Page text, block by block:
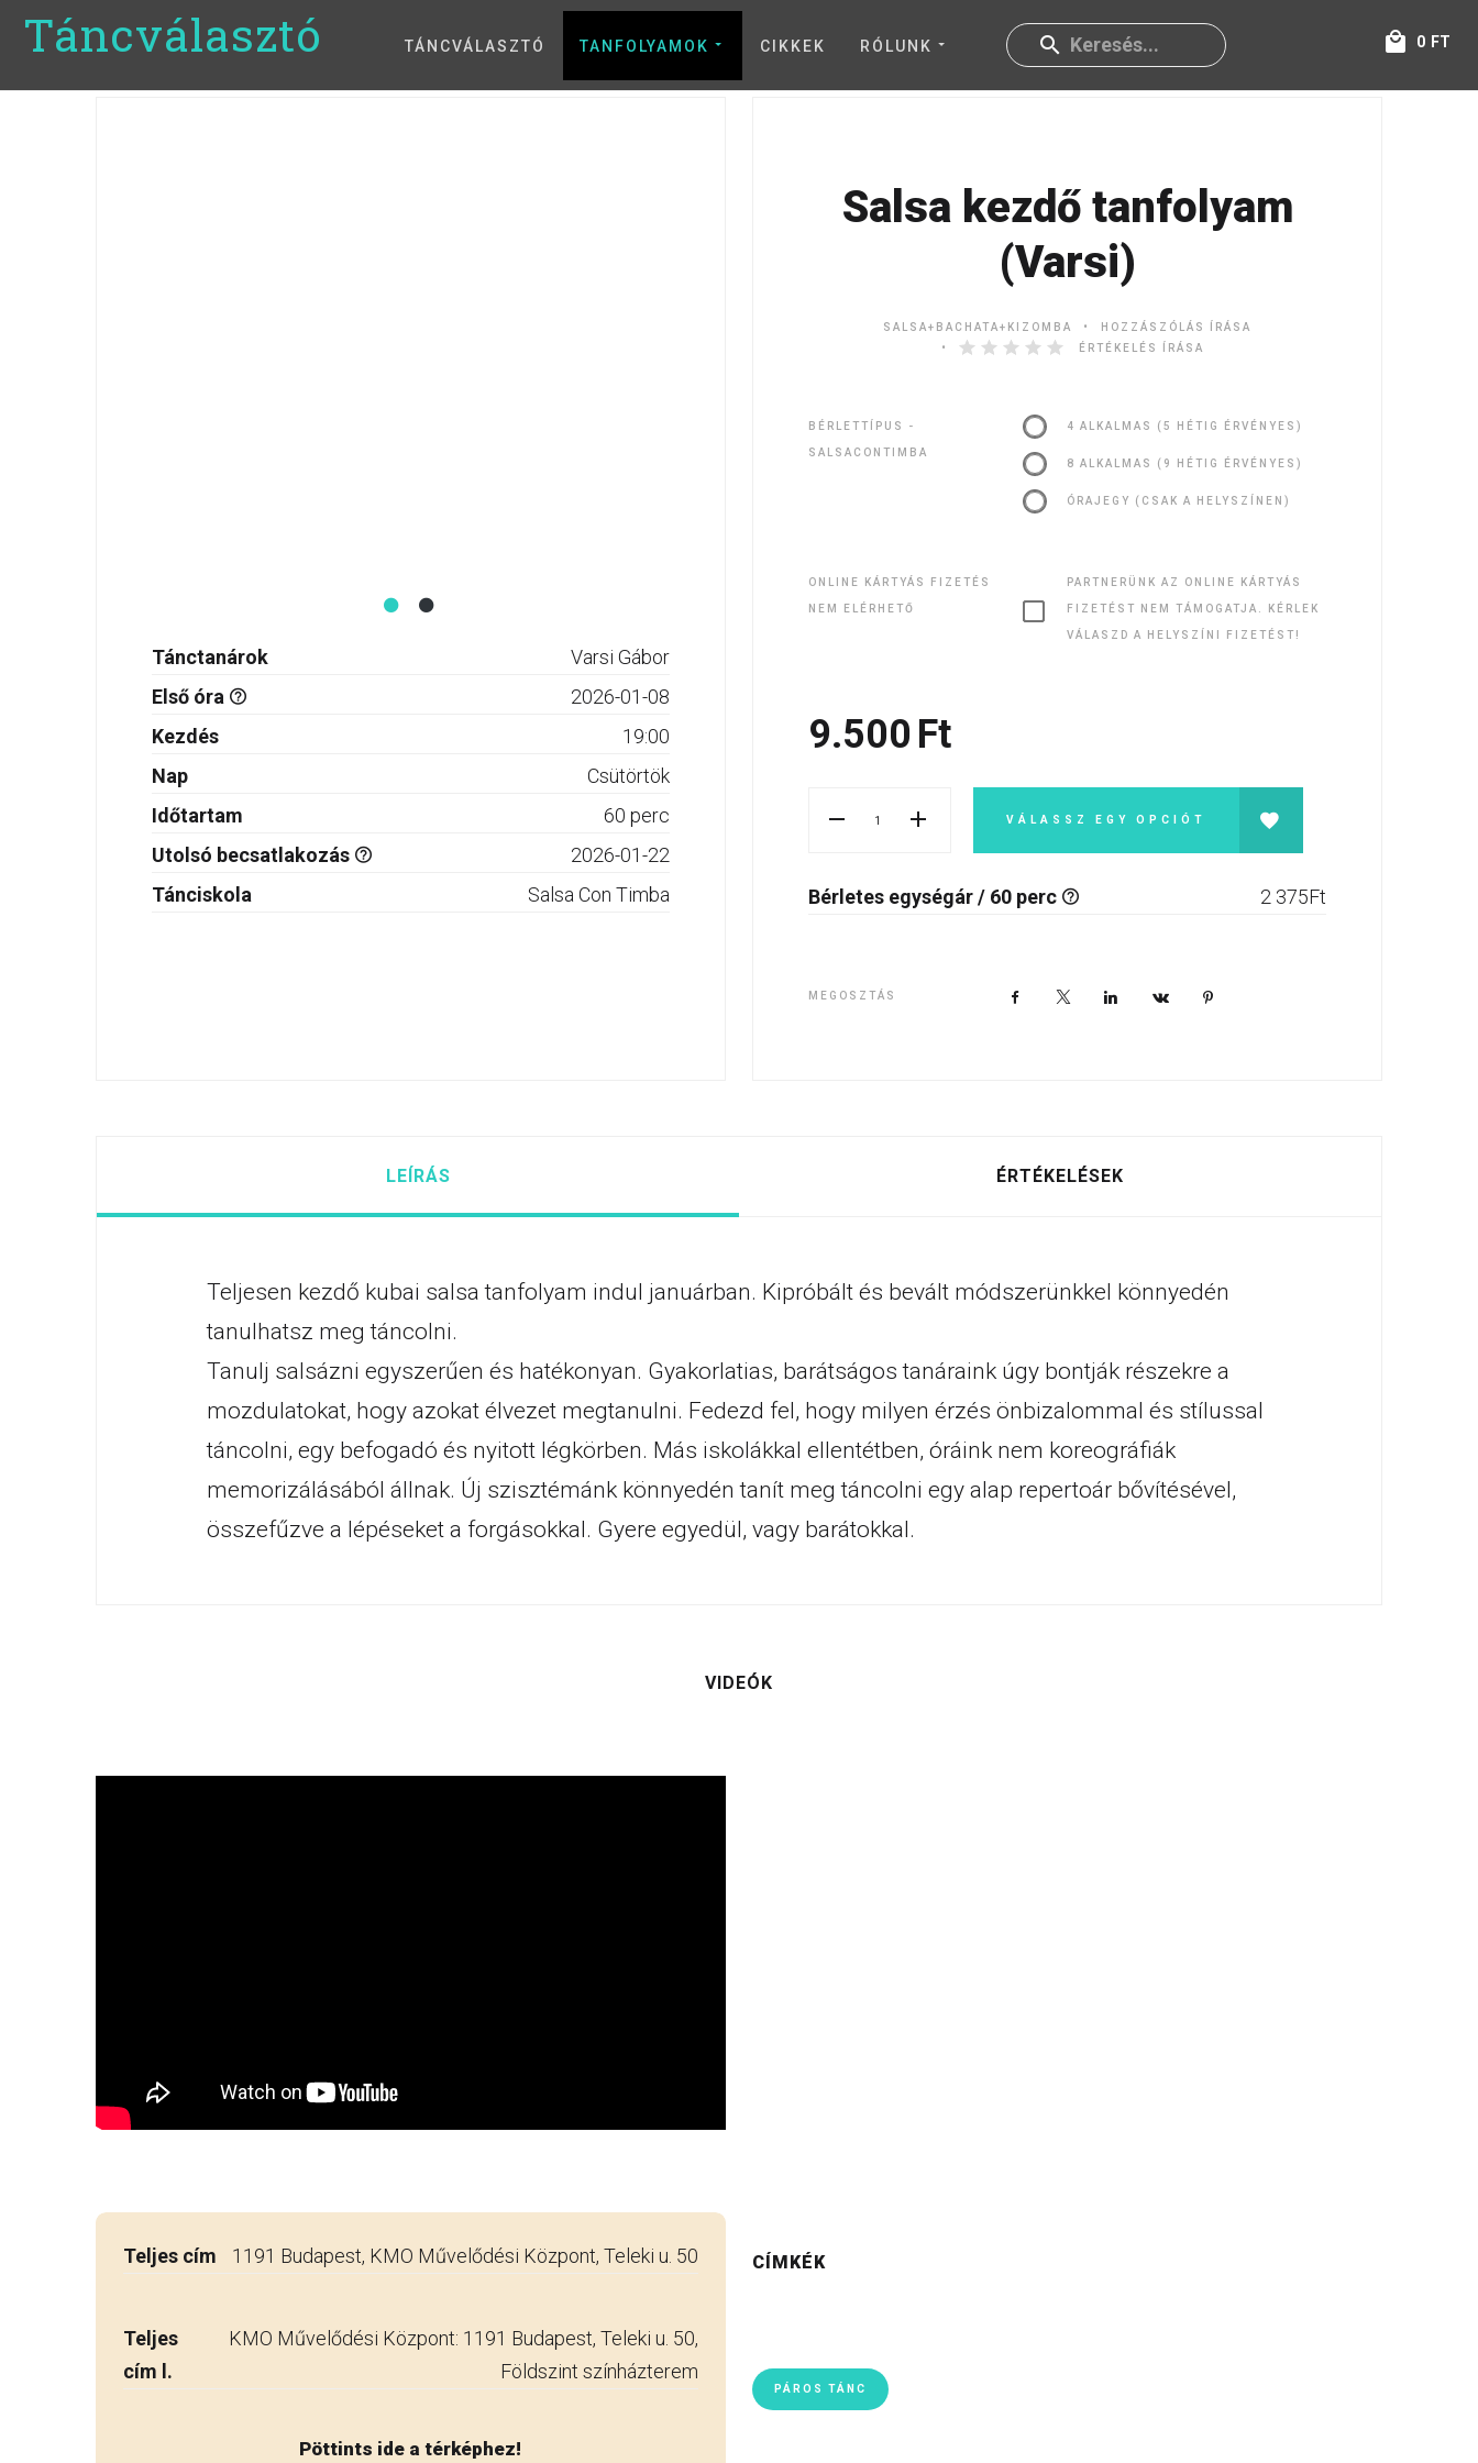
Táncválasztó TÁNCVÁLASZTÓ TANFOLYAMOK CIKKEK RÓLUNK FT
0
Tánctanárok
Varsi Gábor
Első óra
2026-01-08
Kezdés
19:00
Nap
Csütörtök
Időtartam
60 perc
Utolsó becsatlakozás
2026-01-22
Tánciskola
Salsa Con Timba
Salsa kezdő tanfolyam
(Varsi)
SALSA+BACHATA+KIZOMBA
HOZZÁSZÓLÁS ÍRÁSA
ÉRTÉKELÉS ÍRÁSA
BÉRLETTÍPUS -
SALSACONTIMBA
4 ALKALMAS (5 HÉTIG ÉRVÉNYES)
8 ALKALMAS (9 HÉTIG ÉRVÉNYES)
ÓRAJEGY (CSAK A HELYSZÍNEN)
ONLINE KÁRTYÁS FIZETÉS
NEM ELÉRHETŐ
PARTNERÜNK AZ ONLINE KÁRTYÁS
FIZETÉST NEM TÁMOGATJA. KÉRLEK
VÁLASZD A HELYSZÍNI FIZETÉST!
Ft
9.500
VÁLASSZ EGY OPCIÓT
Bérletes egységár / 60 perc Ft
2 375
MEGOSZTÁS Facebook LinkedIn VKontakte
LEÍRÁS ÉRTÉKELÉSEK
Teljesen kezdő kubai salsa tanfolyam indul januárban. Kipróbált és bevált módszerünkkel könnyedén
tanulhatsz meg táncolni.
Tanulj salsázni egyszerűen és hatékonyan. Gyakorlatias, barátságos tanáraink úgy bontják részekre a
mozdulatokat, hogy azokat élvezet megtanulni. Fedezd fel, hogy milyen érzés önbizalommal és stílussal
táncolni, egy befogadó és nyitott légkörben. Más iskolákkal ellentétben, óráink nem koreográfiák
memorizálásából állnak. Új szisztémánk könnyedén tanít meg táncolni egy alap repertoár bővítésével,
összefűzve a lépéseket a forgásokkal. Gyere egyedül, vagy barátokkal.
VIDEÓK
Teljes cím 1191 Budapest, KMO Művelődési Központ, Teleki u. 50
Teljes
cím l.
KMO Művelődési Központ: 1191 Budapest, Teleki u. 50,
Földszint színházterem
Pöttints ide a térképhez!
CÍMKÉK
PÁROS TÁNC